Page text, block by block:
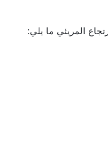
المريئي ما يلي: